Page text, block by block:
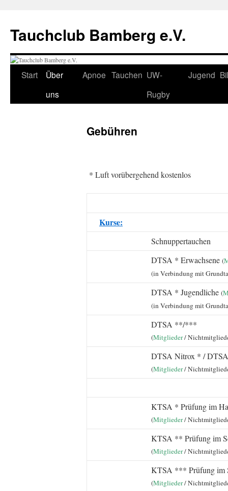
Tauchclub Bamberg e.V.
Start
Über
uns
Apnoe Tauchen UW-
Rugby
Jugend
Gebühren
* Luft vorübergehend kostenlos
Kurse:
Schnuppertauchen
DTSA * Erwachsene (
(in Verbindung mit
DTSA * Jugendliche (
(in Verbindung mit
DTSA **/***
(Mitglieder/
DTSA Nitrox * /
(Mitglieder/
KTSA * Prüfung im
(Mitglieder/
KTSA ** Prüfung im
(Mitglieder/
KTSA *** Prüfung im
(Mitglieder/